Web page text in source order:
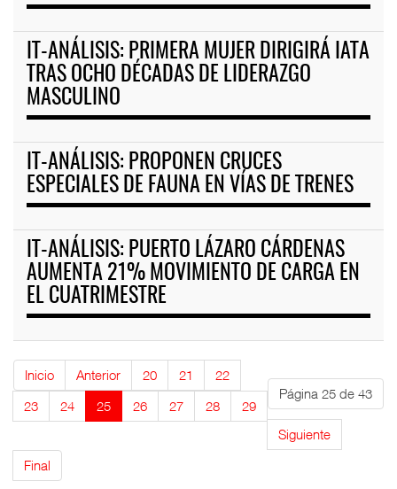
IT-ANÁLISIS: PRIMERA MUJER DIRIGIRÁ IATA
TRAS OCHO DÉCADAS DE LIDERAZGO
MASCULINO
IT-ANÁLISIS: PROPONEN CRUCES
ESPECIALES DE FAUNA EN VÍAS DE TRENES
IT-ANÁLISIS: PUERTO LÁZARO CÁRDENAS
AUMENTA 21% MOVIMIENTO DE CARGA EN
EL CUATRIMESTRE
Página 25 de 43
Inicio Anterior 20 21
22
23
24 25 26 27 28
29
Siguiente
Final